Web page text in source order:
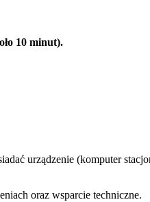
10 minut).
urządzenie (komputer
oraz wsparcie techniczne.